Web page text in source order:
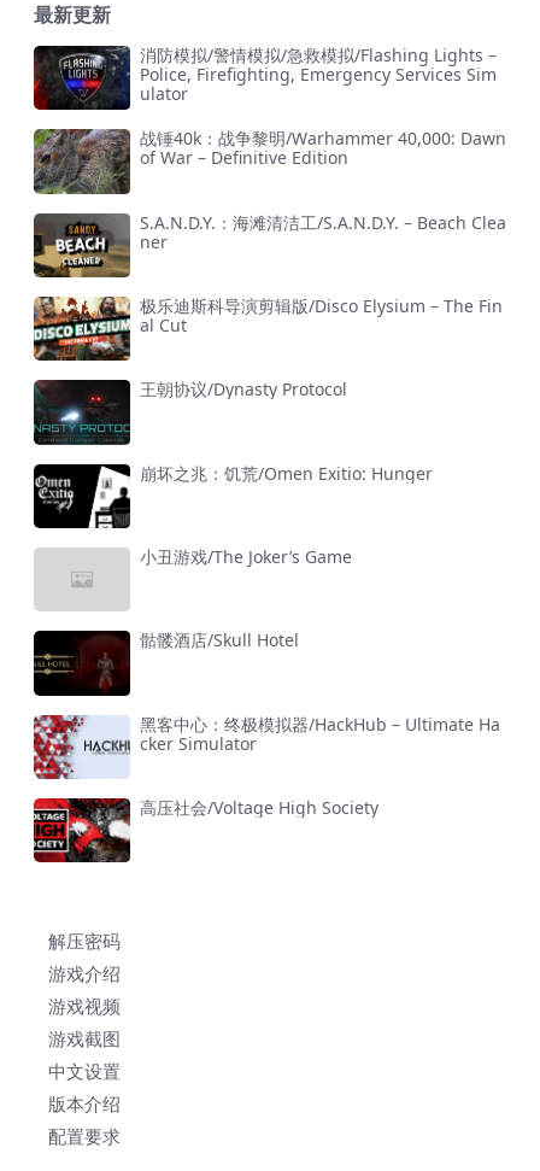
最新更新
消防模拟/警情模拟/急救模拟/Flashing Lights –
Police, Firefighting, Emergency Services Sim
ulator
战锤40k：战争黎明/Warhammer 40,000: Dawn
of War – Definitive Edition
S.A.N.D.Y.：海滩清洁工/S.A.N.D.Y. – Beach Clea
ner
极乐迪斯科导演剪辑版/Disco Elysium – The Fin
al Cut
王朝协议/Dynasty Protocol
崩坏之兆：饥荒/Omen Exitio: Hunger
小丑游戏/The Joker’s Game
骷髅酒店/Skull Hotel
黑客中心：终极模拟器/HackHub – Ultimate Ha
cker Simulator
高压社会/Voltage High Society
解压密码
游戏介绍
游戏视频
游戏截图
中文设置
版本介绍
配置要求